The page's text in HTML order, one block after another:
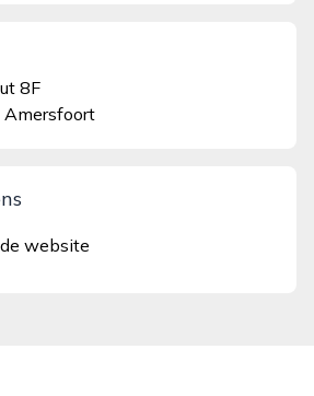
8F
Amersfoort
website